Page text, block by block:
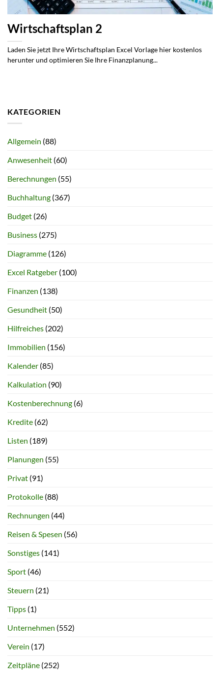
Wirtschaftsplan 2
Laden Sie jetzt Ihre Wirtschaftsplan Excel Vorlage hier kostenlos
herunter und optimieren Sie Ihre Finanzplanung...
KATEGORIEN
Allgemein (88)
Anwesenheit (60)
Berechnungen (55)
Buchhaltung (367)
Budget (26)
Business (275)
Diagramme (126)
Excel Ratgeber (100)
Finanzen (138)
Gesundheit (50)
Hilfreiches (202)
Immobilien (156)
Kalender (85)
Kalkulation (90)
Kostenberechnung (6)
Kredite (62)
Listen (189)
Planungen (55)
Privat (91)
Protokolle (88)
Rechnungen (44)
Reisen & Spesen (56)
Sonstiges (141)
Sport (46)
Steuern (21)
Tipps (1)
Unternehmen (552)
Verein (17)
Zeitpläne (252)